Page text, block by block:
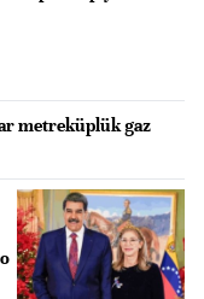
metreküplük gaz